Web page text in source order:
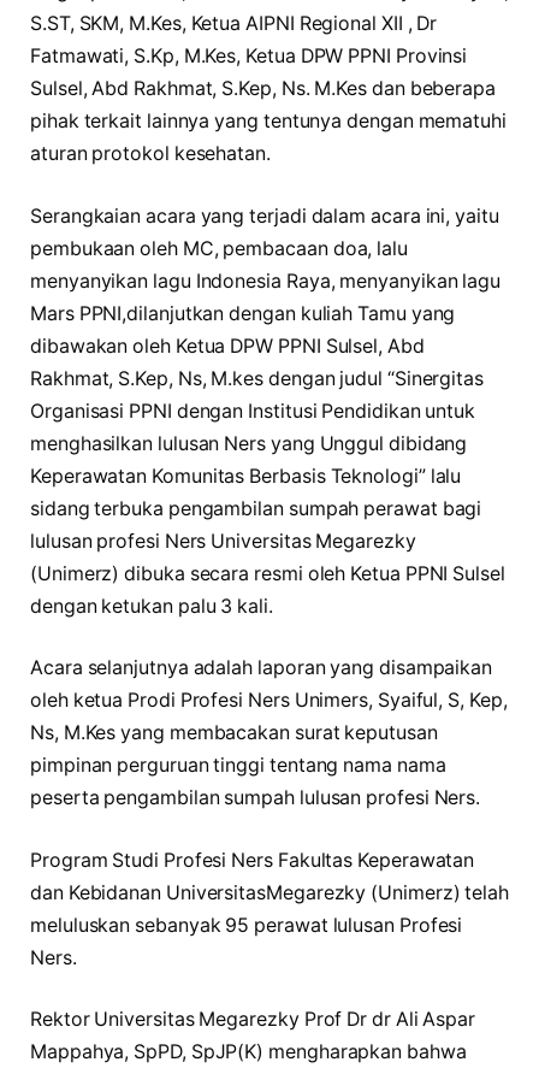
S.ST, SKM, M.Kes, Ketua AIPNI Regional XII , Dr
Fatmawati, S.Kp, M.Kes, Ketua DPW PPNI Provinsi
Sulsel, Abd Rakhmat, S.Kep, Ns. M.Kes dan beberapa
pihak terkait lainnya yang tentunya dengan mematuhi
aturan protokol kesehatan.
Serangkaian acara yang terjadi dalam acara ini, yaitu
pembukaan oleh MC, pembacaan doa, lalu
menyanyikan lagu Indonesia Raya, menyanyikan lagu
Mars PPNI,dilanjutkan dengan kuliah Tamu yang
dibawakan oleh Ketua DPW PPNI Sulsel, Abd
Rakhmat, S.Kep, Ns, M.kes dengan judul “Sinergitas
Organisasi PPNI dengan Institusi Pendidikan untuk
menghasilkan lulusan Ners yang Unggul dibidang
Keperawatan Komunitas Berbasis Teknologi” lalu
sidang terbuka pengambilan sumpah perawat bagi
lulusan profesi Ners Universitas Megarezky
(Unimerz) dibuka secara resmi oleh Ketua PPNI Sulsel
dengan ketukan palu 3 kali.
Acara selanjutnya adalah laporan yang disampaikan
oleh ketua Prodi Profesi Ners Unimers, Syaiful, S, Kep,
Ns, M.Kes yang membacakan surat keputusan
pimpinan perguruan tinggi tentang nama nama
peserta pengambilan sumpah lulusan profesi Ners.
Program Studi Profesi Ners Fakultas Keperawatan
dan Kebidanan UniversitasMegarezky (Unimerz) telah
meluluskan sebanyak 95 perawat lulusan Profesi
Ners.
Rektor Universitas Megarezky Prof Dr dr Ali Aspar
Mappahya, SpPD, SpJP(K) mengharapkan bahwa